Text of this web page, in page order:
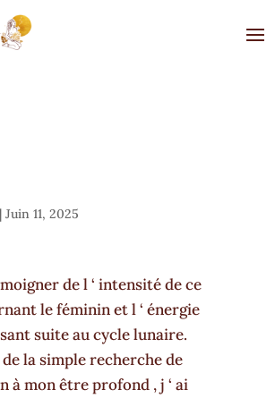
Juin 11, 2025
de l ‘ intensité de ce
le féminin et l ‘ énergie
suite au cycle lunaire.
la simple recherche de
à mon être profond , j ‘ ai